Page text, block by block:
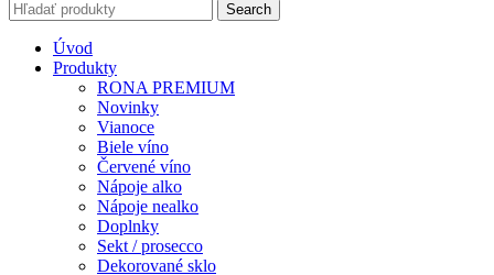
Search
Úvod
Produkty
RONA PREMIUM
Novinky
Vianoce
Biele víno
Červené víno
Nápoje alko
Nápoje nealko
Doplnky
Sekt / prosecco
Dekorované sklo